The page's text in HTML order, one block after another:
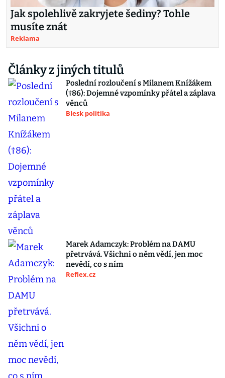
Jak spolehlivě zakryjete šediny? Tohle
musíte znát
Reklama
Články z jiných titulů
Poslední rozloučení s Milanem Knížákem
(†86): Dojemné vzpomínky přátel a záplava
věnců
Blesk politika
Marek Adamczyk: Problém na DAMU
přetrvává. Všichni o něm vědí, jen moc
nevědí, co s ním
Reflex.cz